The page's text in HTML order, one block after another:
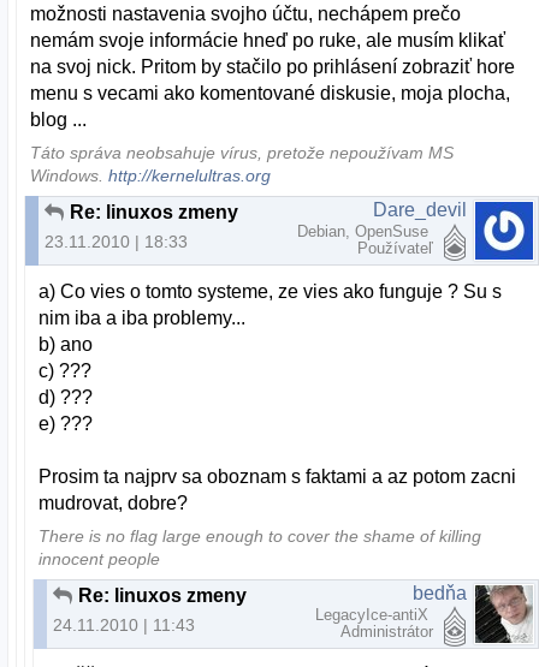
možnosti nastavenia svojho účtu, nechápem prečo
nemám svoje informácie hneď po ruke, ale musím klikať
na svoj nick. Pritom by stačilo po prihlásení zobraziť hore
menu s vecami ako komentované diskusie, moja plocha,
blog ...
Táto správa neobsahuje vírus, pretože nepoužívam MS
Windows.http://kernelultras.org
Re: linuxos zmeny
23.11.2010 | 18:33
Dare_devil
Debian, OpenSuse
Používateľ
a) Co vies o tomto systeme, ze vies ako funguje ? Su s
nim iba a iba problemy...
b) ano
c) ???
d) ???
e) ???
Prosim ta najprv sa oboznam s faktami a az potom zacni
mudrovat, dobre?
There is no flag large enough to cover the shame of killing
innocent people
Re: linuxos zmeny
24.11.2010 | 11:43
bedňa
LegacyIce-antiX
Administrátor